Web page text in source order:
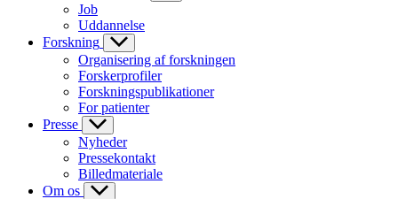
Job
Uddannelse
Forskning
Organisering af forskningen
Forskerprofiler
Forskningspublikationer
For patienter
Presse
Nyheder
Pressekontakt
Billedmateriale
Om os